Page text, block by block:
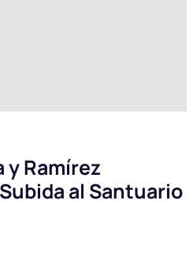
y Ramírez
al Santuario